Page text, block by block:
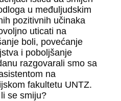
u međuljudskim
pozitivnih učinaka
uticati na
boli, povećanje
i poboljšanje
razgovarali smo sa
na
fakultetu UNTZ.
se smiju?